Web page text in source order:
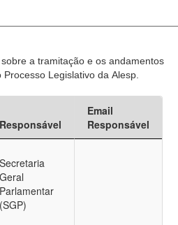
a tramitação e os andamentos
Legislativo da Alesp.
Responsável
Email
Responsável
Secretaria
Geral
Parlamentar
(SGP)